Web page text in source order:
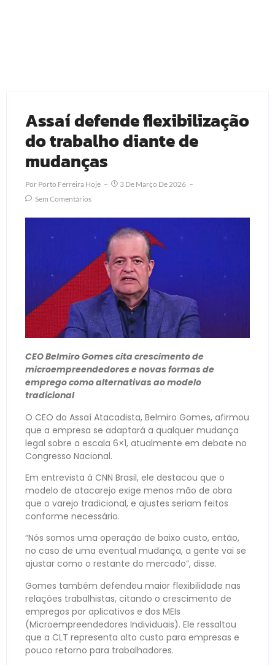
Assaí defende flexibilização
do trabalho diante de
mudanças
Por Porto Ferreira Hoje
3 De Março De 2026
Sem Comentários
CEO Belmiro Gomes cita crescimento de
microempreendedores e novas formas de
emprego como alternativas ao modelo
tradicional
O CEO do Assaí Atacadista, Belmiro Gomes, afirmou
que a empresa se adaptará a qualquer mudança
legal sobre a escala 6×1, atualmente em debate no
Congresso Nacional.
Em entrevista à CNN Brasil, ele destacou que o
modelo de atacarejo exige menos mão de obra
que o varejo tradicional, e ajustes seriam feitos
conforme necessário.
“Nós somos uma operação de baixo custo, então,
no caso de uma eventual mudança, a gente vai se
ajustar como o restante do mercado”, disse.
Gomes também defendeu maior flexibilidade nas
relações trabalhistas, citando o crescimento de
empregos por aplicativos e dos MEIs
(Microempreendedores Individuais). Ele ressaltou
que a CLT representa alto custo para empresas e
pouco retorno para trabalhadores.